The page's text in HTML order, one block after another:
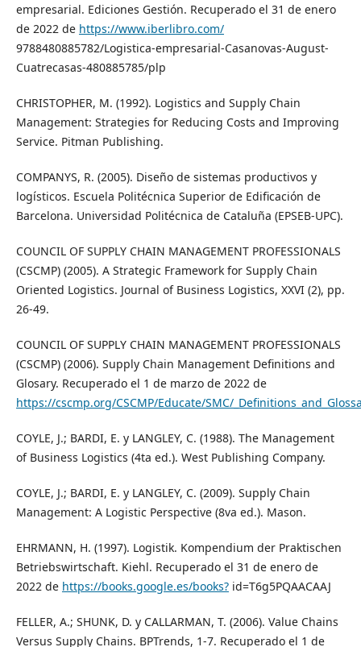
empresarial. Ediciones Gestión. Recuperado el 31 de enero
de 2022 de https://www.iberlibro.com/
9788480885782/Logistica-empresarial-Casanovas-August-
Cuatrecasas-480885785/plp
CHRISTOPHER, M. (1992). Logistics and Supply Chain
Management: Strategies for Reducing Costs and Improving
Service. Pitman Publishing.
COMPANYS, R. (2005). Diseño de sistemas productivos y
logísticos. Escuela Politécnica Superior de Edificación de
Barcelona. Universidad Politécnica de Cataluña (EPSEB-UPC).
COUNCIL OF SUPPLY CHAIN MANAGEMENT PROFESSIONALS
(CSCMP) (2005). A Strategic Framework for Supply Chain
Oriented Logistics. Journal of Business Logistics, XXVI (2), pp.
26-49.
COUNCIL OF SUPPLY CHAIN MANAGEMENT PROFESSIONALS
(CSCMP) (2006). Supply Chain Management Definitions and
Glosary. Recuperado el 1 de marzo de 2022 de
https://cscmp.org/CSCMP/Educate/SMC/
COYLE, J.; BARDI, E. y LANGLEY, C. (1988). The Management
of Business Logistics (4ta ed.). West Publishing Company.
COYLE, J.; BARDI, E. y LANGLEY, C. (2009). Supply Chain
Management: A Logistic Perspective (8va ed.). Mason.
EHRMANN, H. (1997). Logistik. Kompendium der Praktischen
Betriebswirtschaft. Kiehl. Recuperado el 31 de enero de
2022 de https://books.google.es/books?id=T6g5PQAACAAJ
FELLER, A.; SHUNK, D. y CALLARMAN, T. (2006). Value Chains
Versus Supply Chains. BPTrends, 1-7. Recuperado el 1 de